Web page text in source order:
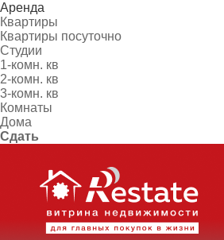
Аренда
Квартиры
Квартиры посуточно
Студии
1-комн. кв
2-комн. кв
3-комн. кв
Комнаты
Дома
Сдать